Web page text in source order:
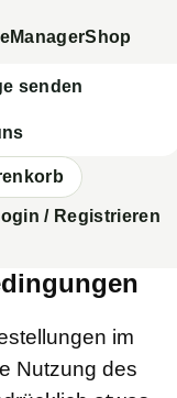
ManagerShop
senden
/ Registrieren
im
Nutzung des